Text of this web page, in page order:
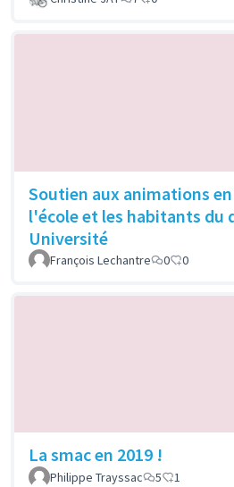
Soutien aux animations
l'école et les habitants du
Université
François Lechantre 0 0
La smac en 2019 !
Philippe Trayssac
5 1